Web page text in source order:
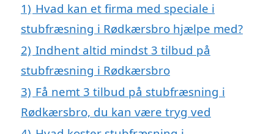
1) Hvad kan et firma med speciale i
stubfræsning i Rødkærsbro hjælpe med?
2) Indhent altid mindst 3 tilbud på
stubfræsning i Rødkærsbro
3) Få nemt 3 tilbud på stubfræsning i
Rødkærsbro, du kan være tryg ved